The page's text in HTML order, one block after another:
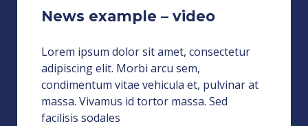
News example – video
Lorem ipsum dolor sit amet, consectetur
adipiscing elit. Morbi arcu sem,
condimentum vitae vehicula et, pulvinar at
massa. Vivamus id tortor massa. Sed
facilisis sodales